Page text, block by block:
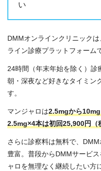
い
DMMオンラインクリニック
ライン診療プラットフォーム
24時間（年末年始を除く）診
朝・深夜など好きなタイミン
す。
マンジャロは2.5mgから10mg
2.5mg×4本は初回25,900円（
さらに診察料は無料で、
豊富。普段からDMMサービ
ャロを無理なく継続したい方